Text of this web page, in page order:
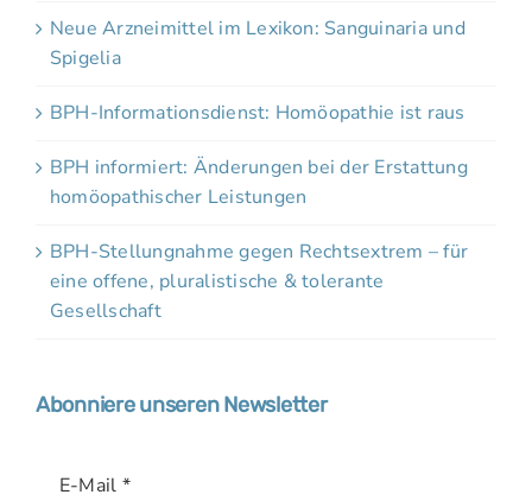
Neue Arzneimittel im Lexikon: Sanguinaria und
Spigelia
BPH-Informationsdienst: Homöopathie ist raus
BPH informiert: Änderungen bei der Erstattung
homöopathischer Leistungen
BPH-Stellungnahme gegen Rechtsextrem – für
eine offene, pluralistische & tolerante
Gesellschaft
Abonniere unseren Newsletter
E-Mail *